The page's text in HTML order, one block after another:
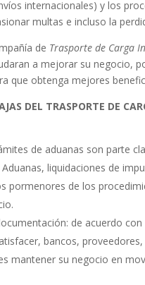
internacionales) y los
multas e incluso la
de Trasporte de Carga
a mejorar su negocio,
que obtenga mejores
DEL TRASPORTE DE
de aduanas son parte
liquidaciones de
pormenores de los
de acuerdo
bancos,
mantener su negocio en